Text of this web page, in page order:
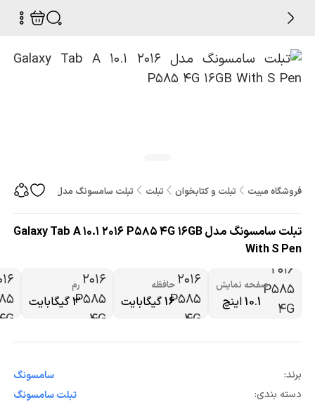
فروشگاه مبیت تبلت و کتابخوان تبلت تبلت سامسونگ مدل Galaxy Tab A 10.1 2016 P585 4G 16GB With S Pen
تبلت سامسونگ مدل Galaxy Tab A 10.1 2016 P585 4G 16GB
With S Pen
صفحه نمایش
10.1 اینچ
حافظه
16 گیگابایت
رم
3 گیگابایت
برند:
سامسونگ
دسته بندی:
تبلت سامسونگ